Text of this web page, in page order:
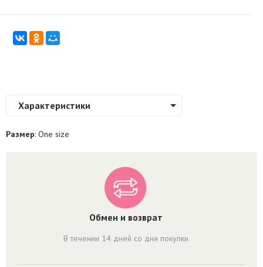
Обмен и возврат
В течении 14 дней со дня покупки
Характеристики
Размер: One size